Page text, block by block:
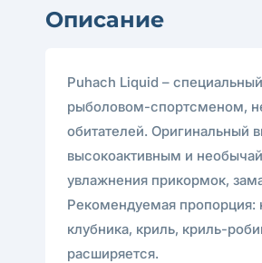
Описание
Puhach Liquid –
рыболовом-спортсменом,
обитателей. Оригинальный
высокоактивным и
увлажнения прикормок,
Рекомендуемая пропорция:
клубника, криль, криль-
расширяется.